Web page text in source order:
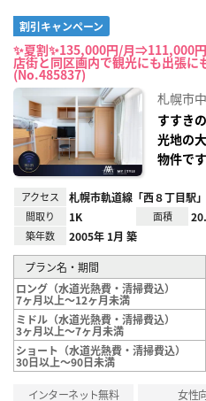
割引キャンペーン
✨夏割✨135,000円/月⇒111,000
店街と同区画内で観光にも出張に
(No.485837)
札幌市
すすき
光地の
物件で
アクセス 札幌市軌道線「西８丁目駅
間取り 1K 面積
築年数 2005年 1月 築
プラン名・期間
ロング（水道光熱費・清掃費込）
7ヶ月以上～12ヶ月未満
ミドル（水道光熱費・清掃費込）
3ヶ月以上～7ヶ月未満
ショート（水道光熱費・清掃費込）
30日以上～90日未満
インターネット無料 女性